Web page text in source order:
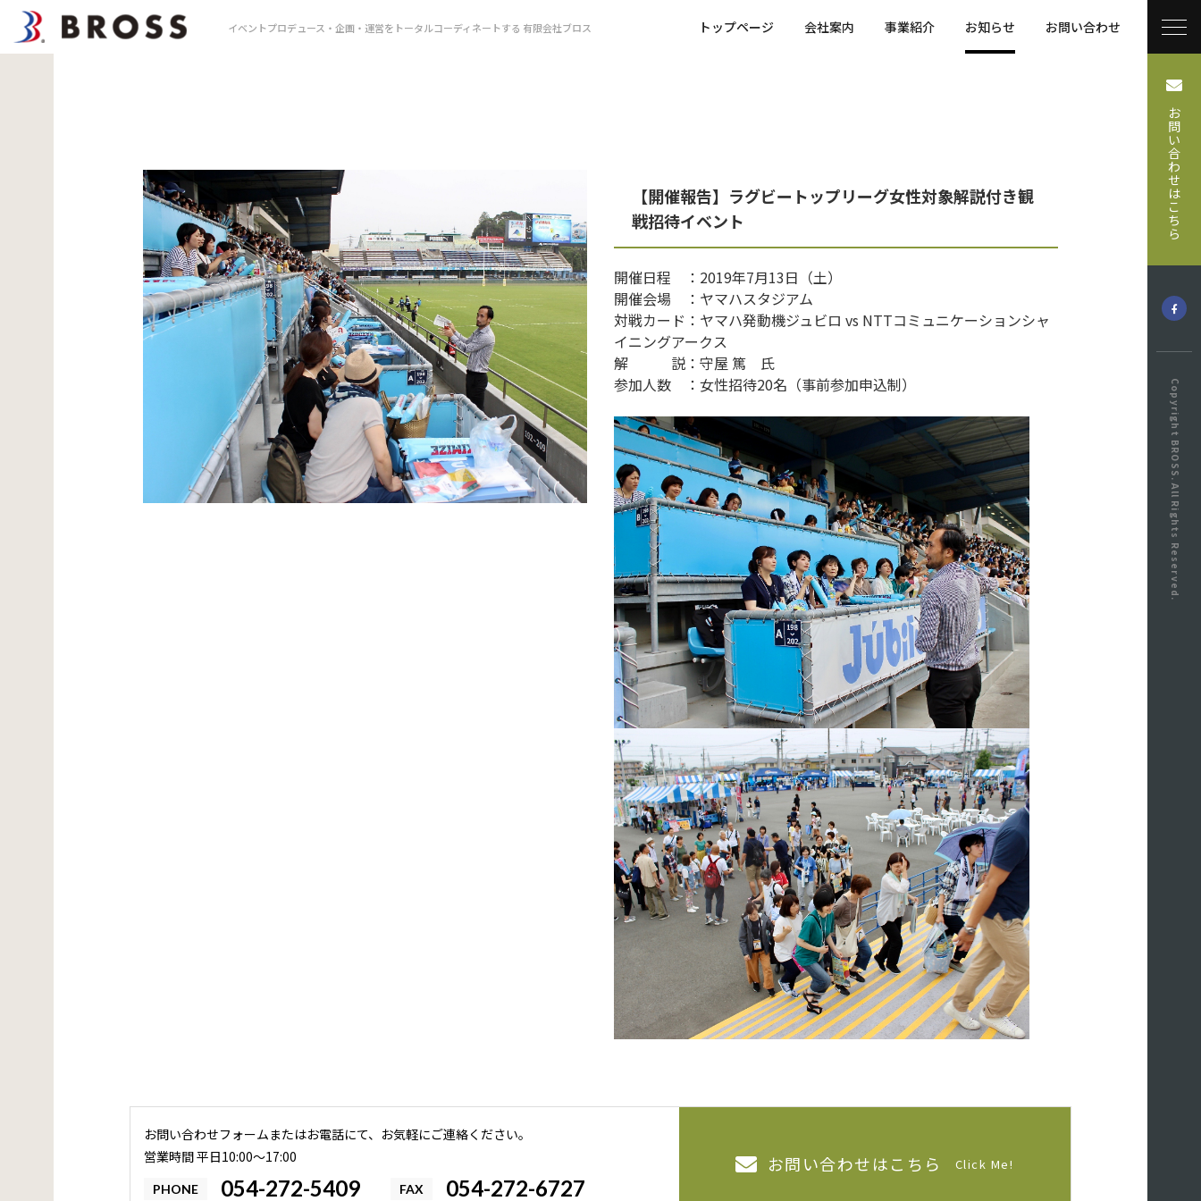
イベントプロデュース・企画・運営をトータルコーディネートする 有限会社ブロス トップページ 会社案内 事業紹介 お知らせ お問い合わせ
お
問
い
合
わ
せ
は
こ
ち
ら
Copyright BROSS. All Rights Reserved.
【開催報告】ラグビートップリーグ女性対象解説付き観
戦招待イベント
開催日程 ：2019年7月13日（土）
開催会場 ：ヤマハスタジアム
対戦カード：ヤマハ発動機ジュビロ vs NTTコミュニケーションシャ
イニングアークス
解 説：守屋 篤 氏
参加人数 ：女性招待20名（事前参加申込制）
お問い合わせフォームまたはお電話にて、お気軽にご連絡ください。
営業時間 平日10:00〜17:00
PHONE 054-272-5409 FAX 054-272-6727
お問い合わせはこちら Click Me!